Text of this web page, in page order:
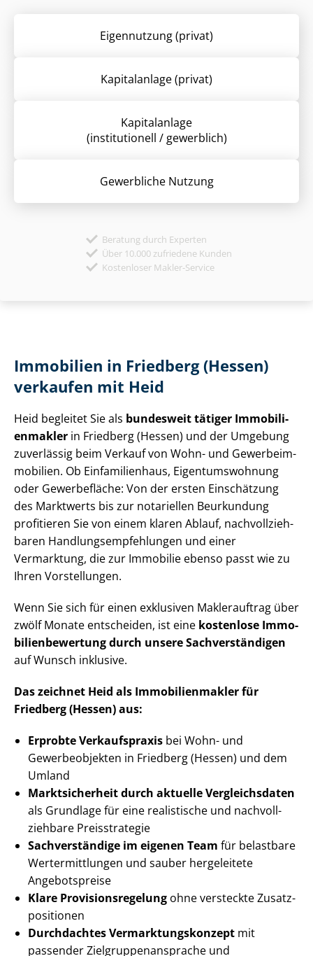
Eigennutzung (privat)
Kapitalanlage (privat)
Kapitalanlage
(institutionell / gewerblich)
Gewerbliche Nutzung
Beratung durch Experten
Über 10.000 zufriedene Kunden
Kostenloser Makler-Service
Immobilien in Friedberg (Hessen)
verkaufen mit Heid
Heid begleitet Sie als bundesweit tätiger Im­mo­bi­li­
en­mak­ler in Friedberg (Hessen) und der Umgebung
zuverlässig beim Verkauf von Wohn- und Ge­wer­be­im­
mo­bi­li­en. Ob Einfamilienhaus, Ei­gen­tums­woh­nung
oder Gewerbefläche: Von der ersten Einschätzung
des Marktwerts bis zur notariellen Beurkundung
profitieren Sie von einem klaren Ablauf, nach­voll­zieh­
ba­ren Hand­lungs­emp­feh­lun­gen und einer
Vermarktung, die zur Immobilie ebenso passt wie zu
Ihren Vorstellungen.
Wenn Sie sich für einen exklusiven Maklerauftrag über
zwölf Monate entscheiden, ist eine kostenlose Im­mo­
bi­li­en­be­wer­tung durch unsere Sach­ver­stän­di­gen
auf Wunsch inklusive.
Das zeichnet Heid als Im­mo­bi­li­en­mak­ler für
Friedberg (Hessen) aus:
Erprobte Verkaufspraxis bei Wohn- und
Gewerbeobjekten in Friedberg (Hessen) und dem
Umland
Marktsicherheit durch aktuelle Vergleichsdaten
als Grundlage für eine realistische und nach­voll­
zieh­ba­re Preisstrategie
Sachverständige im eigenen Team für belastbare
Wert­ermitt­lun­gen und sauber hergeleitete
Angebotspreise
Klare Pro­vi­si­ons­re­ge­lung ohne versteckte Zu­satz­
po­si­tio­nen
Durchdachtes Ver­mark­tungs­kon­zept mit
passender Ziel­grup­pen­an­spra­che und